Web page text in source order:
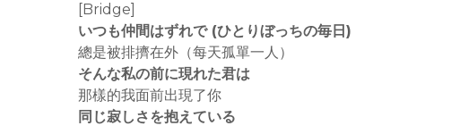
[Bridge]
いつも仲間はずれで (ひとりぼっちの毎日)
總是被排擠在外（每天孤單一人）
そんな私の前に現れた君は
那樣的我面前出現了你
同じ寂しさを抱えている